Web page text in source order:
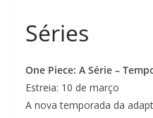
Séries
One Piece: A Série –
Estreia: 10 de março
A nova temporada da